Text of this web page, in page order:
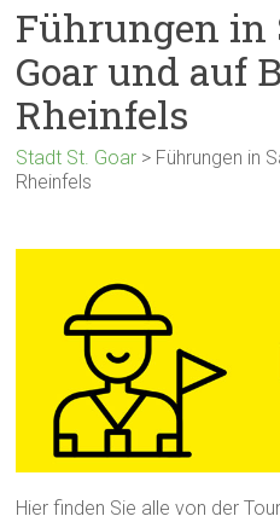
Führungen in
Goar und auf
Rheinfels
Stadt St. Goar > Führungen in
Rheinfels
Hier finden Sie alle von der